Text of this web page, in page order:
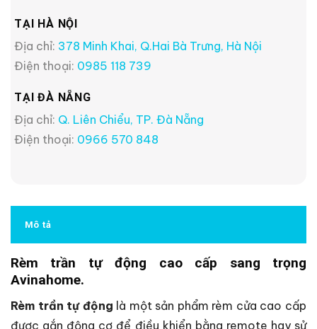
TẠI HÀ NỘI
Địa chỉ: 378 Minh Khai, Q.Hai Bà Trưng, Hà Nội
Điện thoại: 0985 118 739
TẠI ĐÀ NẴNG
Địa chỉ: Q. Liên Chiểu, TP. Đà Nẵng
Điện thoại: 0966 570 848
Mô tả
Rèm trần tự động cao cấp sang trọng
Avinahome.
Rèm trần tự động là một sản phẩm rèm cửa cao cấp
được gắn động cơ để điều khiển bằng remote hay sử